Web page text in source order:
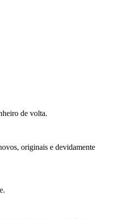
de volta.
originais e devidamente